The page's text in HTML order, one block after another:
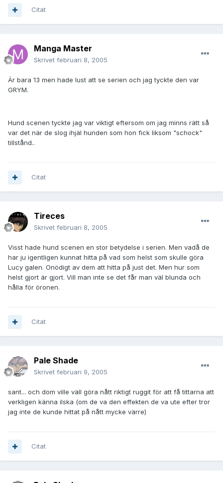
Citat
Manga Master
Skrivet februari 8, 2005
Är bara 13 men hade lust att se serien och jag tyckte den var
GRYM.
Hund scenen tyckte jag var viktigt eftersom om jag minns rätt så
var det när de slog ihjäl hunden som hon fick liksom "schock"
tillstånd..
Citat
Tireces
Skrivet februari 8, 2005
Visst hade hund scenen en stor betydelse i serien. Men vadå de
har ju igentligen kunnat hitta på vad som helst som skulle göra
Lucy galen. Onödigt av dem att hitta på just det. Men hur som
helst gjort är gjort. Vill man inte se det får man väl blunda och
hålla för öronen.
Citat
Pale Shade
Skrivet februari 9, 2005
sant... och dom ville väll göra nått riktigt ruggit för att få tittarna att
verkligen känna ilska (om de va den effekten de va ute efter tror
jag inte de kunde hittat på nått mycke värre)
Citat